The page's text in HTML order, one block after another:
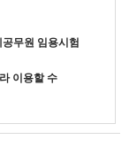
무원 임용시험
이용할 수